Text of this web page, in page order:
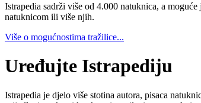
Istrapedia sadrži više od 4.000 natuknica, a
natuknicom ili više njih.
Više o mogućnostima tražilice...
Uređujte Istrapediju
Istrapedia je djelo više stotina autora, pisaca